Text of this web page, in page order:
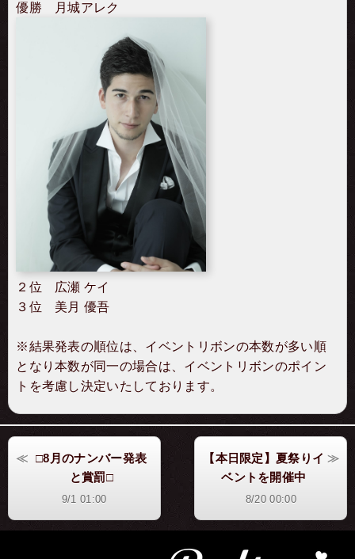
優勝 月城アレク
２位 広瀬 ケイ
３位 美月 優吾
※結果発表の順位は、イベントリボンの本数が多い順
となり本数が同一の場合は、イベントリボンのポイン
トを考慮し決定いたしております。
□8月のナンバー発表
と賞罰□
9/1 01:00
【本日限定】夏祭りイ
ベントを開催中
8/20 00:00